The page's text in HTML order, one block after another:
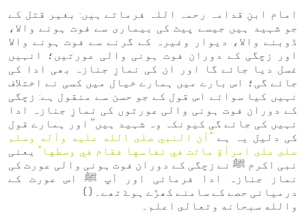
امام ابنِ قدامہ رحمہ اللہ فرماتے ہیں: بغیر قتل کے
جو شہید ہیں جیسے پیٹ کی بیماری سے فوت ہونے والا،
ڈوبنے والا، دیوار وغیرہ کے گرنے سے فوت ہونے والا
اور زچگی کے دوران فوت ہونی والی عورتیں؛ انہیں
غسل دیا جائے گا اور ان کی نمازِ جنازہ بھی ادا کی
جائے گی؛ اس بارے میں ہمارے خیال میں کسی نے اختلاف
نہیں کیا سوائے اس قول کے جو حسن سے منقول ہے: زچگی
کے دوران فوت ہونی والی عورتوں کی نمازِ جنازہ ادا
نہیں کی جائے گی کیونکہ وہ شہید ہیں'' اور ہمارے قول
کی دلیل یہ ہے "أن النبي صلى الله عليه وآله وسلم
صلى على امرأةٍ ماتت في نفاسها فقام في وسطها"یعنی
نبی اکرم ﷺ نے زچگی کے دوران فوت ہونی والی عورت کی
نماز جنازہ ادا فرمائی اور آپ ﷺ اس عورت کے
درمیانی حصے کے سامنے کھڑے ہوۓ تھے۔ ( )
والله سبحانه وتعالى اعلم۔